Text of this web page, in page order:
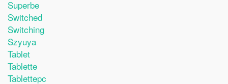
Superbe
Switched
Switching
Szyuya
Tablet
Tablette
Tablettepc